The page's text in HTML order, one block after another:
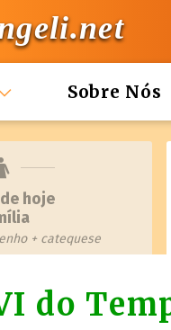
Sobre Nós
hoje
+ catequese
do